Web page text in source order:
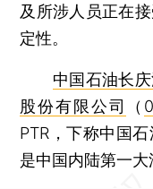
及所涉人员正在
定性。
中国石油长
股份有限公司
（
PTR，下称中国
是中国内陆第一大